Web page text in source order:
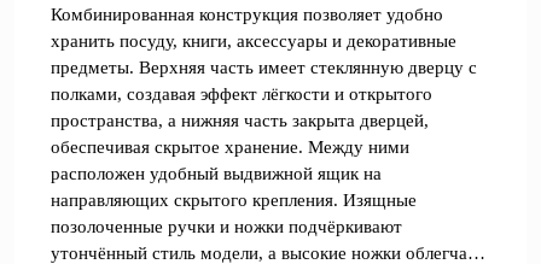
Комбинированная конструкция позволяет удобно
хранить посуду, книги, аксессуары и декоративные
предметы. Верхняя часть имеет стеклянную дверцу с
полками, создавая эффект лёгкости и открытого
пространства, а нижняя часть закрыта дверцей,
обеспечивая скрытое хранение. Между ними
расположен удобный выдвижной ящик на
направляющих скрытого крепления. Изящные
позолоченные ручки и ножки подчёркивают
утончённый стиль модели, а высокие ножки облегчают